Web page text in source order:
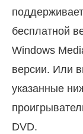
бесплатной
Windows
версии. Или
указанные
DVD.